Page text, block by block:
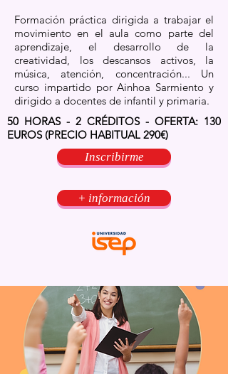
Formación práctica dirigida a trabajar el
movimiento en el aula como parte del
aprendizaje, el desarrollo de la
creatividad, los descansos activos, la
música, atención, concentración... Un
curso impartido por Ainhoa Sarmiento y
dirigido a docentes de infantil y primaria.
50 HORAS - 2 CRÉDITOS - OFERTA: 130
EUROS (PRECIO HABITUAL 290€)
Inscribirme
+ información